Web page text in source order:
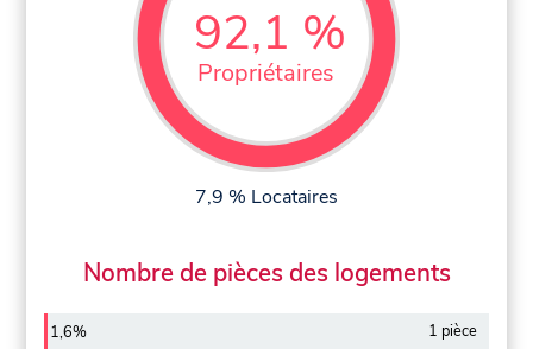
92,1 %
Propriétaires
7,9 % Locataires
Nombre de pièces des logements
1,6% 1 pièce